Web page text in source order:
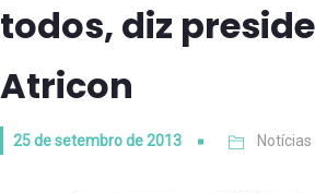
todos, diz
Atricon
25 de setembro de 2013 Notícias